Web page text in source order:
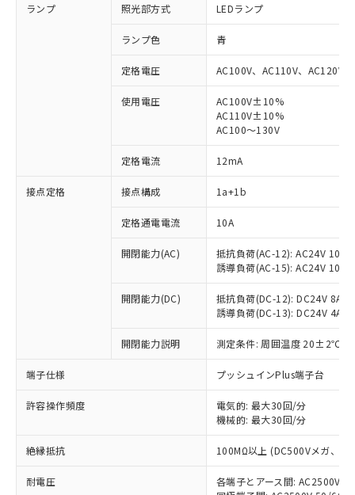
ランプ 照光部方式 LEDランプ
ランプ色 青
定格電圧 AC100V、AC110V、AC120V
使用電圧
AC100V±10%
AC110V±10%
AC100～130V
定格電流 12mA
接点定格 接点構成 1a+1b
定格通電電流 10A
開閉能力(AC)
抵抗負荷(AC-12): AC24V 10A/
誘導負荷(AC-15): AC24V
開閉能力(DC)
抵抗負荷(DC-12): DC24V 8A/
誘導負荷(DC-13): DC24V 4A/
開閉能力説明 測定条件: 周囲温度 20±2℃、
端子仕様 プッシュインPlus端子台
許容操作頻度
電気的: 最大30回/分
機械的: 最大30回/分
絶縁抵抗 100MΩ以上 (DC500Vメガ、点
耐電圧
各端子とアース間: AC2500V
ご利用条件
以下の条件をお読みいただき、同意のうえ
本サービスは、当社制御機器事業取扱
商品の当社在庫状況および標準価格
(税抜)を提供させていただくもので
当社制御機器事業取扱商品の中には、
本サービスの対象外となる商品もある
ことをご了承ください。
※1 対応状況
対応済み：EU RoHS指令（10物質）の
非含有に対応した製品が提供可能な商品で
対応予定：EU RoHS指令（10物質）の非含
有に対応した製品に切り替える予定のある
対応予定なし：EU RoHS指令（10物質）の
非含有に非対応の商品で、対応品を出す予
調査・確認中：EU RoHS指令（10物質）の
非含有の対応状況を調査中または確認中の
商品です。
非該当品：ライセンス料など無形物で、有
害物質有無と関係のない商品です。
仕入先様の事情により、非含有部品として
いたものが、含有品と判明した場合などや
「○」：最大均質材料含有率が中国RoHSの
「×」：最大均質材料含有率が中国RoHSの
基準値を超えていることを示します。
当社は、これら貴社製品のうち、外国